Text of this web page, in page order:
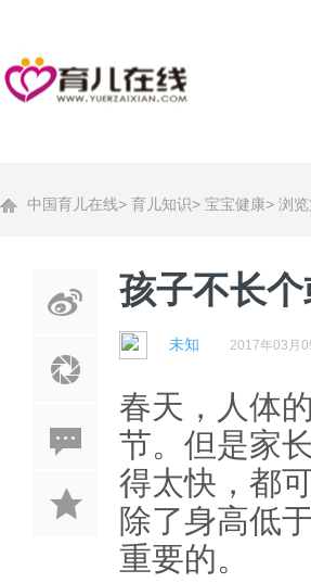
中国育儿在线> 育儿知识> 宝宝健康> 浏
孩子不长
未知 2017年03月
春天，人体
节。但是家
得太快，都
除了身高低
重要的。